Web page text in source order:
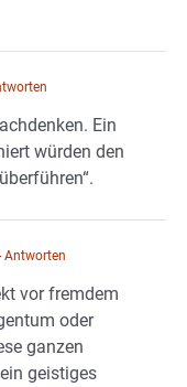
Ein
würden den
Antworten
vor fremdem
oder
ganzen
geistiges